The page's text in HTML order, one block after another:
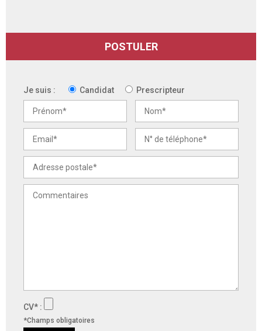
POSTULER
Je suis : Candidat Prescripteur
CV* :
*Champs obligatoires